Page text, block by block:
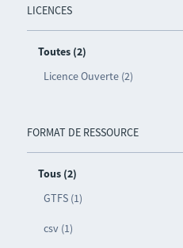
LICENCES
Toutes (2)
Licence Ouverte (2)
FORMAT DE RESSOURCE
Tous (2)
GTFS (1)
csv (1)